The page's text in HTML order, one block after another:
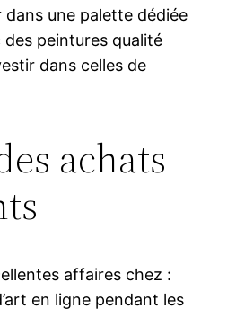
dans une palette dédiée
peintures qualité
dans celles de
achats
affaires chez :
en ligne pendant les